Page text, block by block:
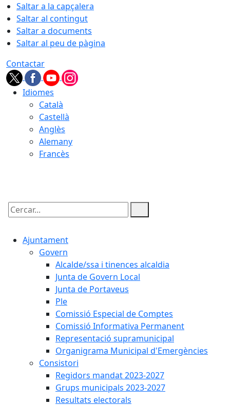
Saltar a la capçalera
Saltar al contingut
Saltar a documents
Saltar al peu de pàgina
Contactar
Idiomes
Català
Castellà
Anglès
Alemany
Francès
Cercar:
Ajuntament
Govern
Alcalde/ssa i tinences alcaldia
Junta de Govern Local
Junta de Portaveus
Ple
Comissió Especial de Comptes
Comissió Informativa Permanent
Representació supramunicipal
Organigrama Municipal d'Emergències
Consistori
Regidors mandat 2023-2027
Grups municipals 2023-2027
Resultats electorals